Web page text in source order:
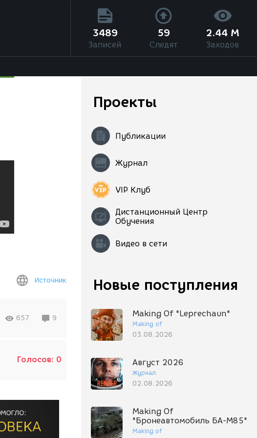
3489
Записей
59
Следят
2.44 M
Заходов
Проекты
Публикации
Журнал
VIP Клуб
Дистанционный Центр
Обучения
Видео в сети
Новые поступления
Making Of "Leprechaun"
Making of
03.08.2026
Август 2026
Журнал
02.08.2026
Making Of
"Бронеавтомобиль БА-М85"
Making of
Источник
657 9
Голосов: 0